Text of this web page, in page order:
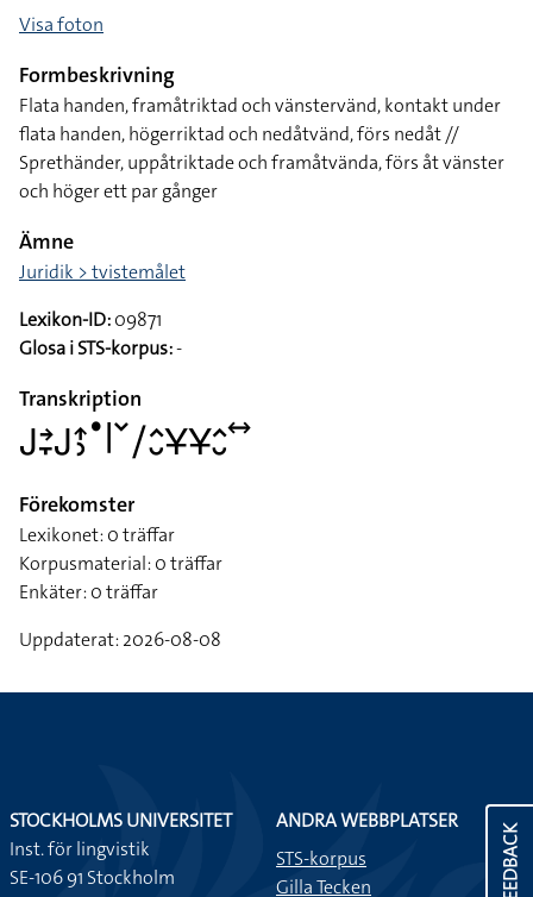
Visa foton
Formbeskrivning
Flata handen, framåtriktad och vänstervänd, kontakt under
flata handen, högerriktad och nedåtvänd, förs nedåt //
Sprethänder, uppåtriktade och framåtvända, förs åt vänster
och höger ett par gånger
Ämne
Juridik > tvistemålet
Lexikon-ID:09871
Glosa i STS-korpus:-
Transkription
􌤢􌥔􌥙􌤢􌤴􌤶􌤟􌥼􌥧􌥠􌤵􌤷􌥃􌥃􌤵􌤷􌥤
Förekomster
Lexikonet: 0 träffar
Korpusmaterial: 0 träffar
Enkäter: 0 träffar
Uppdaterat: 2026-08-08
FEEDBACK
STOCKHOLMS UNIVERSITET
Inst. för lingvistik
SE-106 91 Stockholm
ANDRA WEBBPLATSER
STS-korpus
Gilla Tecken